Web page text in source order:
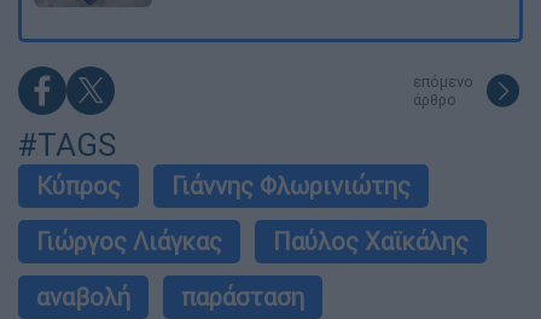
επόμενο
άρθρο
#TAGS
Κύπρος
Γιάννης Φλωρινιώτης
Γιώργος Λιάγκας
Παύλος Χαϊκάλης
αναβολή
παράσταση